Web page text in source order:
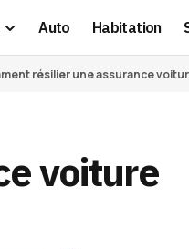
Auto Habitation
résilier une assurance
voiture